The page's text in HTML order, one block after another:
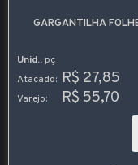
GARGANTILHA
Unid.: pç
Atacado: R$ 27,85
Varejo: R$ 55,70